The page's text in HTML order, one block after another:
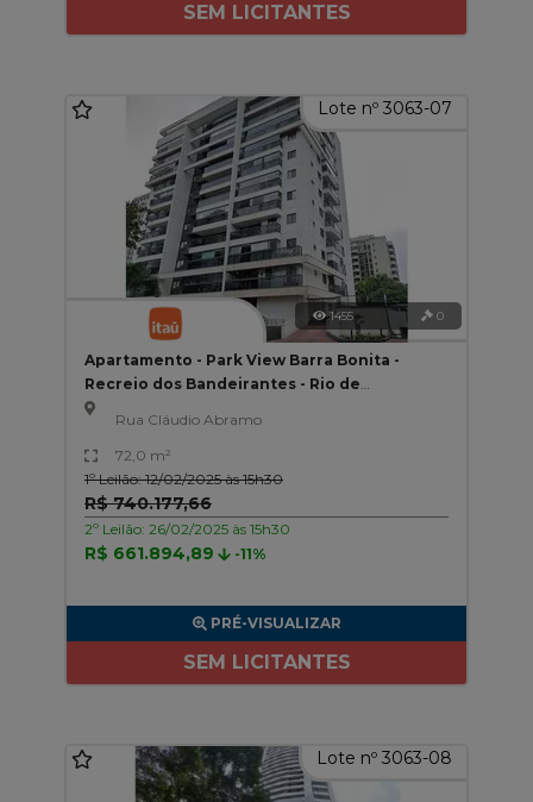
SEM LICITANTES
Lote nº 3063-07
1455 0
Apartamento - Park View Barra Bonita -
Recreio dos Bandeirantes - Rio de
Janeiro/RJ
Rua Cláudio Abramo
72,0 m²
1º Leilão: 12/02/2025 às 15h30
R$ 740.177,66
2º Leilão: 26/02/2025 às 15h30
R$ 661.894,89 -11%
PRÉ-VISUALIZAR
SEM LICITANTES
Lote nº 3063-08